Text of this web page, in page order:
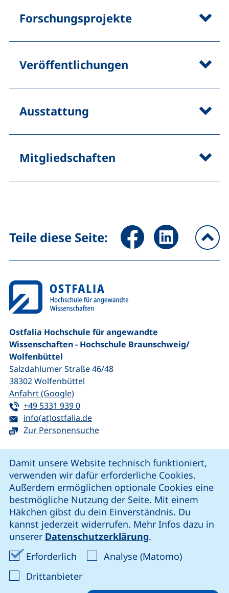
Damit unsere Website technisch funktioniert,
verwenden wir dafür erforderliche Cookies.
Außerdem ermöglichen optionale Cookies eine
bestmögliche Nutzung der Seite. Mit einem
Häkchen gibst du dein Einverständnis. Du
kannst jederzeit widerrufen. Mehr Infos dazu in
unserer Datenschutzerklärung.
Erforderlich Erforderliche Cookies akzeptieren
Analyse (Matomo)Analyse-
Drittanbieter: Cookies von Drittanbieter
Forschungsprojekte
Veröffentlichungen
Ausstattung
Mitgliedschaften
Teile diese Seite: Seite über Facebook teilen
Seite über
Ostfalia Hochschule für angewandte
Wissenschaften - Hochschule Braunschweig/​
Wolfenbüttel
Salzdahlumer Straße 46/48
38302Wolfenbüttel
Anfahrt (Google)(externer Link, öffnet neues Fenster)
Tel:
+49 5331 939 0(startet einen Telefonanruf, wenn Ihr
E-Mail:
info(at)ostfalia.de(öffnet Ihr E-Mail-Programm)
Zur Personensuche
unsere Facebook-Seite (externer Link, öffnet neues
unsere LinkedIn-Seite (externer Link, öffnet
unsere Instagram-Seite (externer Link,
unsere YouTube-Seite (externer
Cookie-Einstellungen
Impressum
Datenschutz
Erklärung zur Barrierefreiheit